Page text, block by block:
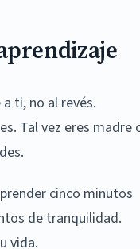
ti, no al revés.
Tal vez eres madre
cinco minutos
de tranquilidad.
vida.